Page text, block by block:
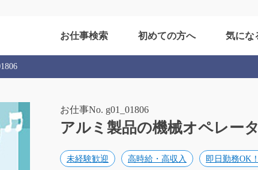
お仕事検索 初めての方へ 気にな
お仕事No. g01_01806
アルミ製品の機械オペレー
未経験歓迎 高時給・高収入 即日勤務OK！